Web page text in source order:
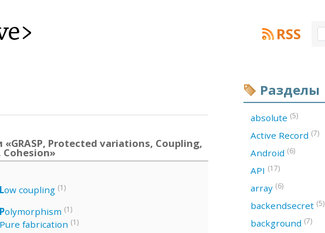
RSS
«GRASP, Protected variations, Coupling,
Low coupling (1)
Polymorphism (1)
Pure fabrication (1)
Разделы
absolute (5)
Active Record (7)
Android (6)
API (17)
array (6)
backendsecret (5)
background (7)